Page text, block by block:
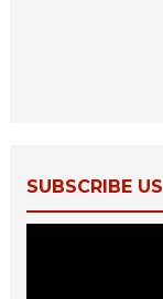
SUBSCRIBE US